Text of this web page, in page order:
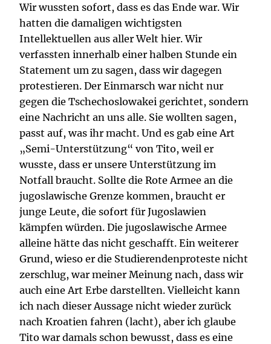
Wir wussten sofort, dass es das Ende war. Wir
hatten die damaligen wichtigsten
Intellektuellen aus aller Welt hier. Wir
verfassten innerhalb einer halben Stunde ein
Statement um zu sagen, dass wir dagegen
protestieren. Der Einmarsch war nicht nur
gegen die Tschechoslowakei gerichtet, sondern
eine Nachricht an uns alle. Sie wollten sagen,
passt auf, was ihr macht. Und es gab eine Art
„Semi-Unterstützung“ von Tito, weil er
wusste, dass er unsere Unterstützung im
Notfall braucht. Sollte die Rote Armee an die
jugoslawische Grenze kommen, braucht er
junge Leute, die sofort für Jugoslawien
kämpfen würden. Die jugoslawische Armee
alleine hätte das nicht geschafft. Ein weiterer
Grund, wieso er die Studierendenproteste nicht
zerschlug, war meiner Meinung nach, dass wir
auch eine Art Erbe darstellten. Vielleicht kann
ich nach dieser Aussage nicht wieder zurück
nach Kroatien fahren (lacht), aber ich glaube
Tito war damals schon bewusst, dass es eine